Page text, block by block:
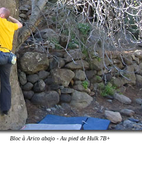
Bloc à Arico abajo - Au pied de Hulk 7B+